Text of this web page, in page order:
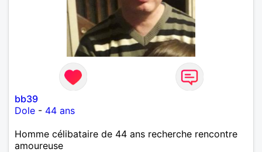
bb39
Dole - 44 ans
Homme célibataire de 44 ans recherche rencontre
amoureuse